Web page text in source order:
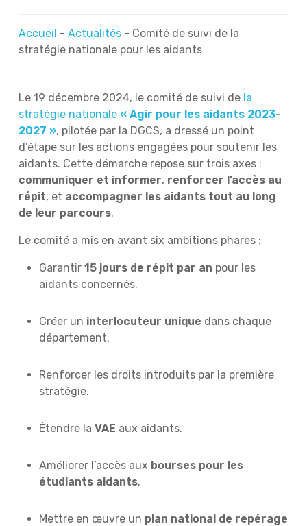
Accueil - Actualités- Comité de suivi de la
stratégie nationale pour les aidants
Le 19 décembre 2024, le comité de suivi de la
stratégie nationale « Agir pour les aidants 2023-
2027 », pilotée par la DGCS, a dressé un point
d’étape sur les actions engagées pour soutenir les
aidants. Cette démarche repose sur trois axes :
communiquer et informer, renforcer l’accès au
répit, et accompagner les aidants tout au long
de leur parcours.
Le comité a mis en avant six ambitions phares :
Garantir 15 jours de répit par an pour les
aidants concernés.
Créer un interlocuteur unique dans chaque
département.
Renforcer les droits introduits par la première
stratégie.
Étendre la VAE aux aidants.
Améliorer l’accès aux bourses pour les
étudiants aidants.
Mettre en œuvre un plan national de repérage